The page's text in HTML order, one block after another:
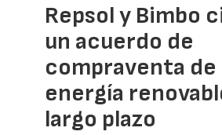
Repsol y Bimbo
un acuerdo de
compraventa de
energía
largo plazo